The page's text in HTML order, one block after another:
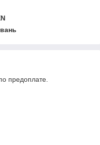
предоплате.